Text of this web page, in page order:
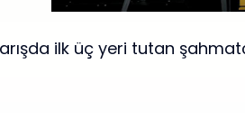
ilk üç yeri tutan